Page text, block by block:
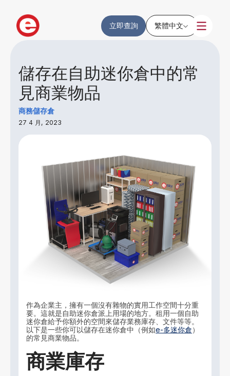
立即查詢 繁體中文
儲存在自助迷你倉中的常
見商業物品
商務儲存倉
27 4 月, 2023
作為企業主，擁有一個沒有雜物的實用工作空間十分重
要。這就是自助迷你倉派上用場的地方。租用一個自助
迷你倉給予你額外的空間來儲存業務庫存、文件等等。
以下是一些你可以儲存在迷你倉中（例如e-多迷你倉）
的常見商業物品。
商業庫存